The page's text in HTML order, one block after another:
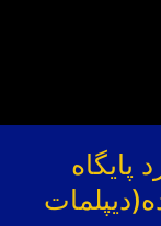
پایگاه